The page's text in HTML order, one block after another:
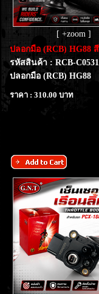
[ +zoom ]
ปลอกมือ (RCB) HG88
รหัสสินค้า : RCB-
ปลอกมือ (RCB) HG88
ราคา : 310.00 บาท